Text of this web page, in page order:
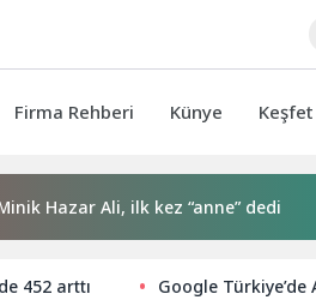
Firma Rehberi Künye Keşfet
Ali, ilk kez “anne” dedi
452 arttı Google Türkiye’de